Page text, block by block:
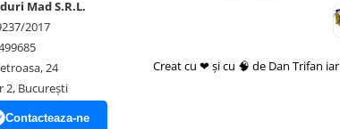
Mad S.R.L.
2017
24
2, București
Contacteaza-ne
Creat cu ❤ și cu 🧠 de Dan Trifan iar